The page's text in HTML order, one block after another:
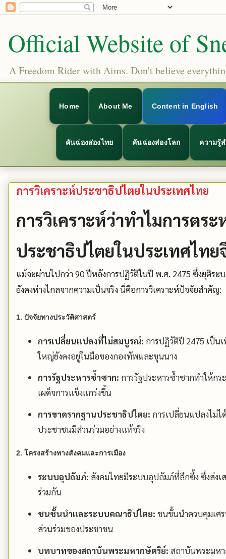
Official Website of
A Freedom Rider with Aims. Don't believe
Home About Me Content in English
คันฉ่องส่องไทย คันฉ่องส่องโลก ความรู้
การวิเคราะห์ประชาธิปไตยในประเทศไทย
การวิเคราะห์ว่าทำไมการตร
ประชาธิปไตยในประเทศไทย
แม้จะผ่านไปกว่า 90 ปีหลังการปฏิวัติในปี พ.ศ. 2475 ซึ่งยุติร
ยังคงห่างไกลจากความเป็นจริง นี่คือการวิเคราะห์ปัจจัยสำคัญ:
1. ปัจจัยทางประวัติศาสตร์
การเปลี่ยนแปลงที่ไม่สมบูรณ์: การปฏิวัติปี 2475 เป็น
ใหญ่ยังคงอยู่ในมือของกองทัพและขุนนาง
การรัฐประหารซ้ำซาก: การรัฐประหารซ้ำซากทำให้ก
เผด็จการแข็งแกร่งขึ้น
การขาดรากฐานประชาธิปไตย: การเปลี่ยนแปลงไม่
ประชาชนมีส่วนร่วมอย่างแท้จริง
2. โครงสร้างทางสังคมและการเมือง
ระบบอุปถัมภ์: สังคมไทยมีระบบอุปถัมภ์ที่ลึกซึ้ง ซึ่งส่ง
ร่วมกัน
ชนชั้นนำและระบบคณาธิปไตย: ชนชั้นนำควบคุมเศ
ส่วนร่วมของประชาชน
บทบาทของสถาบันพระมหากษัตริย์: สถาบันพระมห